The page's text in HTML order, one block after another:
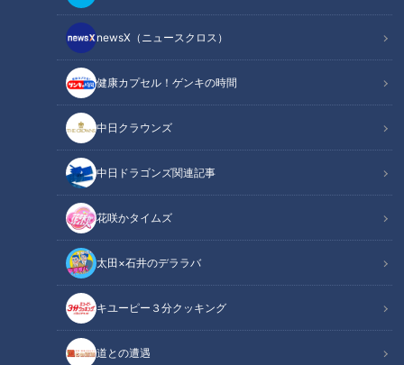
newsX（ニュースクロス）
健康カプセル！ゲンキの時間
中日クラウンズ
中日ドラゴンズ関連記事
花咲かタイムズ
太田×石井のデララバ
キユーピー３分クッキング
道との遭遇
工事の裏側
記事に戻る
クレーンでミリ単位の調整！巨大床版は1枚約20トン！？東名高速リニ